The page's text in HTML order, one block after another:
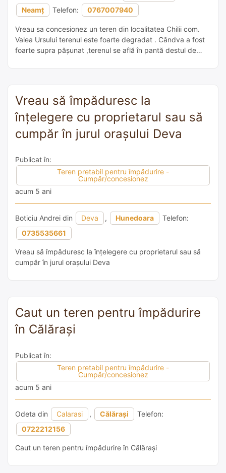
Neamț
Telefon: 0767007940
Vreau sa concesionez un teren din localitatea Chilii com.
Valea Ursului terenul este foarte degradat . Cândva a fost
foarte supra pășunat ,terenul se află în pantă destul de
Vreau să împăduresc la
înțelegere cu proprietarul sau să
cumpăr în jurul orașului Deva
Publicat în:
Teren pretabil pentru împădurire -
Cumpăr/concesionez
acum 5 ani
Boticiu Andrei din Deva , Hunedoara
Telefon:
0735535661
Vreau să împăduresc la înțelegere cu proprietarul sau să
cumpăr în jurul orașului Deva
Caut un teren pentru împădurire
în Călărași
Publicat în:
Teren pretabil pentru împădurire -
Cumpăr/concesionez
acum 5 ani
Odeta din Calarasi , Călărași
Telefon:
0722212156
Caut un teren pentru împădurire în Călărași